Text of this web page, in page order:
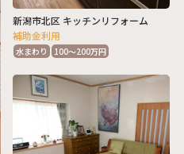
新潟市北区 キッチンリフォーム
補助金利用
水まわり 100～200万円